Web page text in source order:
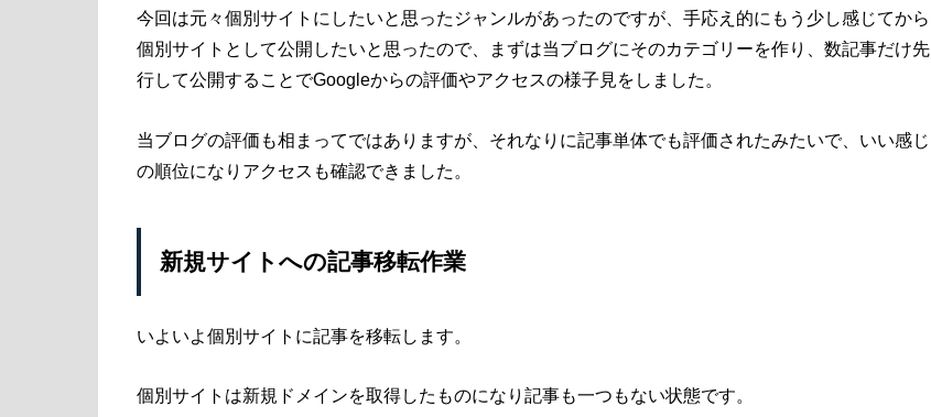
今回は元々個別サイトにしたいと思ったジャンルがあったのですが、手応え的にもう少し感じてから
個別サイトとして公開したいと思ったので、まずは当ブログにそのカテゴリーを作り、数記事だけ先
行して公開することでGoogleからの評価やアクセスの様子見をしました。
当ブログの評価も相まってではありますが、それなりに記事単体でも評価されたみたいで、いい感じ
の順位になりアクセスも確認できました。
新規サイトへの記事移転作業
いよいよ個別サイトに記事を移転します。
個別サイトは新規ドメインを取得したものになり記事も一つもない状態です。